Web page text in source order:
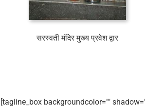
सरस्वती मंदिर मुख्य प्रवेश द्वार
[tagline_box backgroundcolor=""